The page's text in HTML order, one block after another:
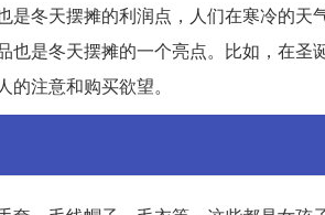
冬天摆摊的利润点，人们在寒冷的天
是冬天摆摊的一个亮点。比如，在圣
注意和购买欲望。